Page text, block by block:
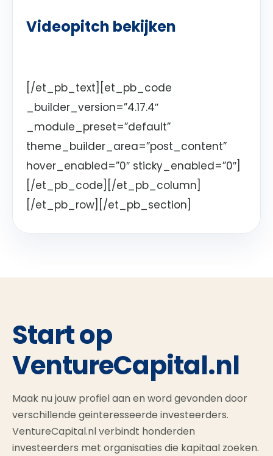
Videopitch bekijken
[/et_pb_text][et_pb_code
_builder_version=”4.17.4″
_module_preset=”default”
theme_builder_area=”post_content”
hover_enabled=”0″ sticky_enabled=”0″]
[/et_pb_code][/et_pb_column]
[/et_pb_row][/et_pb_section]
Start op
VentureCapital.nl
Maak nu jouw profiel aan en word gevonden door
verschillende geinteresseerde investeerders.
VentureCapital.nl verbindt honderden
investeerders met organisaties die kapitaal zoeken.